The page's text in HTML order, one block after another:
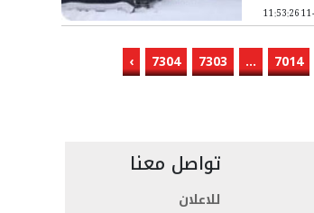
7014
...
7303
7304
›
تواصل معنا
للاعلان